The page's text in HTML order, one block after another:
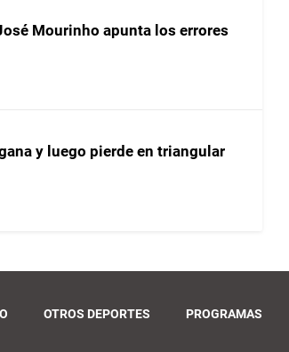
Mourinho apunta los errores
y luego pierde en triangular
OTROS DEPORTES PROGRAMAS